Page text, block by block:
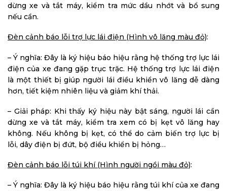
dừng xe và tắt máy, kiểm tra mức dầu nhớt và bổ sung
nếu cần.
Đèn cảnh báo lỗi trợ lực lái điện (Hình vô lăng màu đỏ):
– Ý nghĩa: Đây là ký hiệu báo hiệu rằng hệ thống trợ lực lái
điện của xe đang gặp trục trặc. Hệ thống trợ lực lái điện
là một thiết bị giúp người lái điều khiển vô lăng dễ dàng
hơn, tiết kiệm nhiên liệu và giảm khí thải.
– Giải pháp: Khi thấy ký hiệu này bật sáng, người lái cần
dừng xe và tắt máy, kiểm tra xem có bị kẹt vô lăng hay
không. Nếu không bị kẹt, có thể do cảm biến trợ lực bị
lỗi, dây điện bị đứt, bộ điều khiển bị hỏng…
Đèn cảnh báo lỗi túi khí (Hình người ngồi màu đỏ):
– Ý nghĩa: Đây là ký hiệu báo hiệu rằng túi khí của xe đang